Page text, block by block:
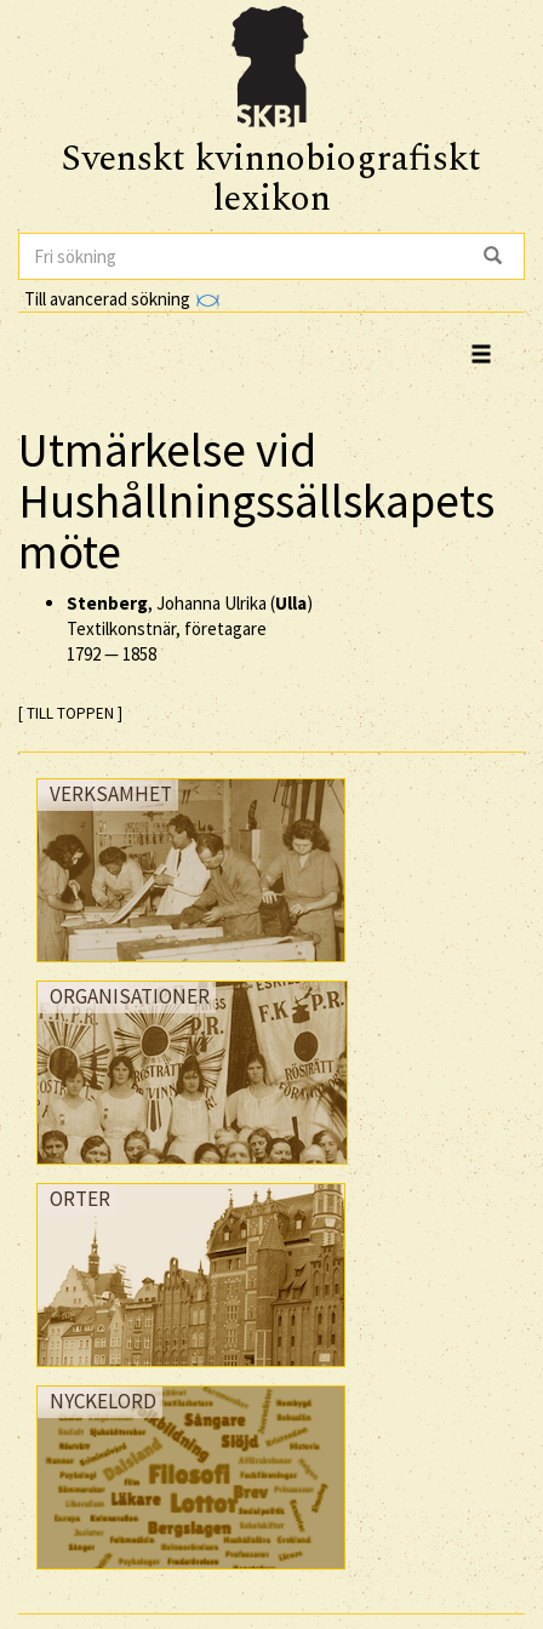
Svenskt kvinnobiografiskt
lexikon
Till avancerad sökning
Utmärkelse vid
Hushållningssällskapets
möte
Stenberg, Johanna Ulrika (Ulla)
Textilkonstnär, företagare
1792— 1858
[ TILL TOPPEN ]
VERKSAMHET
ORGANISATIONER
ORTER
NYCKELORD